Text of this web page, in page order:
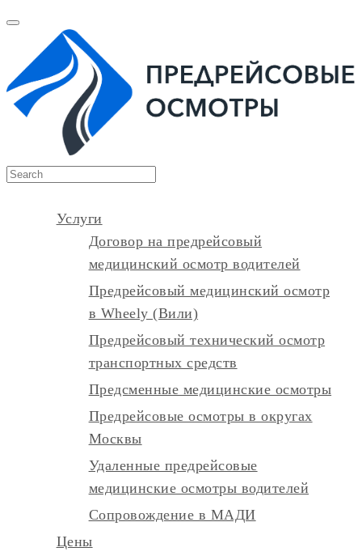
Услуги
Договор на предрейсовый
медицинский осмотр водителей
Предрейсовый медицинский осмотр
в Wheely (Вили)
Предрейсовый технический осмотр
транспортных средств
Предсменные медицинские осмотры
Предрейсовые осмотры в округах
Москвы
Удаленные предрейсовые
медицинские осмотры водителей
Сопровождение в МАДИ
Цены